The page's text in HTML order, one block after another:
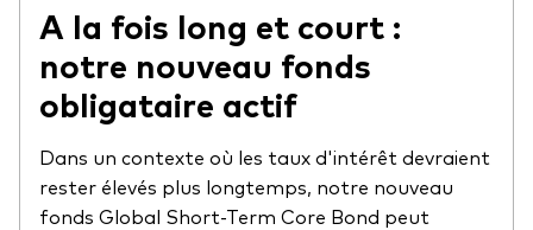
A la fois long et court :
notre nouveau fonds
obligataire actif
Dans un contexte où les taux d'intérêt devraient
rester élevés plus longtemps, notre nouveau
fonds Global Short-Term Core Bond peut